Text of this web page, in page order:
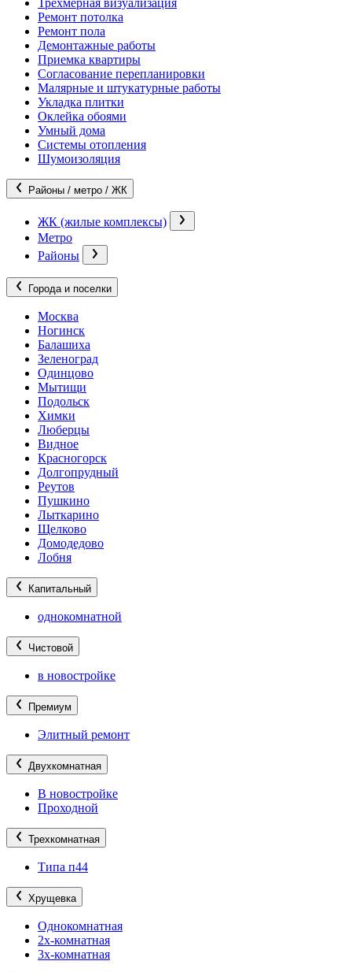
Трехмерная визуализация
Ремонт потолка
Ремонт пола
Демонтажные работы
Приемка квартиры
Согласование перепланировки
Малярные и штукатурные работы
Укладка плитки
Оклейка обоями
Умный дома
Системы отопления
Шумоизоляция
Районы / метро / ЖК
ЖК (жилые комплексы)
Метро
Районы
Города и поселки
Москва
Ногинск
Балашиха
Зеленоград
Одинцово
Мытищи
Подольск
Химки
Люберцы
Видное
Красногорск
Долгопрудный
Реутов
Пушкино
Лыткарино
Щелково
Домодедово
Лобня
Капитальный
однокомнатной
Чистовой
в новостройке
Премиум
Элитный ремонт
Двухкомнатная
В новостройке
Проходной
Трехкомнатная
Типа п44
Хрущевка
Однокомнатная
2х-комнатная
3х-комнатная